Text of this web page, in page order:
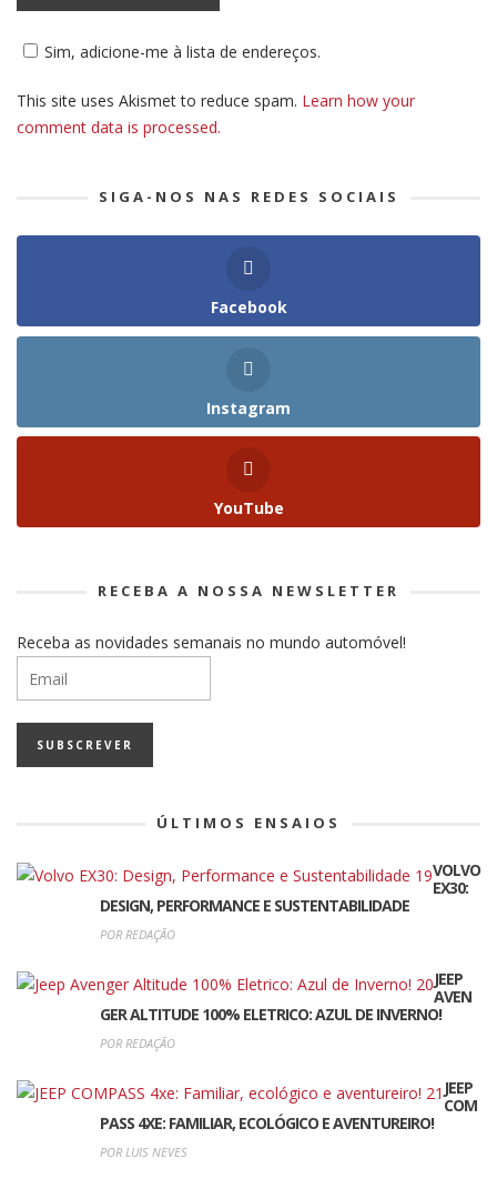
Sim, adicione-me à lista de endereços.
This site uses Akismet to reduce spam. Learn how your
comment data is processed.
SIGA-NOS NAS REDES SOCIAIS
Facebook
Instagram
YouTube
RECEBA A NOSSA NEWSLETTER
Receba as novidades semanais no mundo automóvel!
ÚLTIMOS ENSAIOS
VOLVO
EX30:
DESIGN, PERFORMANCE E SUSTENTABILIDADE
POR REDAÇÃO
JEEP
AVEN
GER ALTITUDE 100% ELETRICO: AZUL DE INVERNO!
POR REDAÇÃO
JEEP
COM
PASS 4XE: FAMILIAR, ECOLÓGICO E AVENTUREIRO!
POR LUIS NEVES